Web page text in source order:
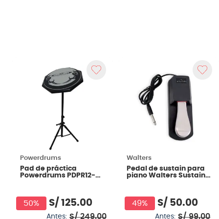
Powerdrums
Pad de práctica
Powerdrums PDPR12-
50% S/ 125.00
Antes: S/ 249.00
Walters
Pedal de sustain para
piano Walters Sustain
49% S/ 50.00
Antes: S/ 99.00